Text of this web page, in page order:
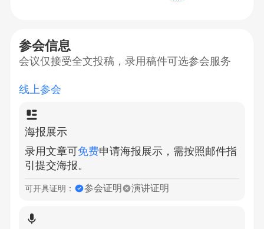
参会信息
会议仅接受全文投稿，录用稿件可选参会服务
线上参会
海报展示
录用文章可免费申请海报展示，需按照邮件指
引提交海报。
可开具证明： 参会证明 演讲证明